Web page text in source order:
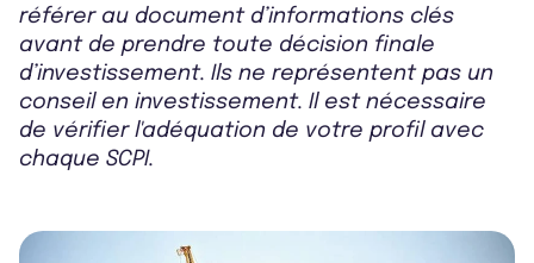
référer au document d’informations clés
avant de prendre toute décision finale
d’investissement. Ils ne représentent pas un
conseil en investissement. Il est nécessaire
de vérifier l'adéquation de votre profil avec
chaque SCPI.